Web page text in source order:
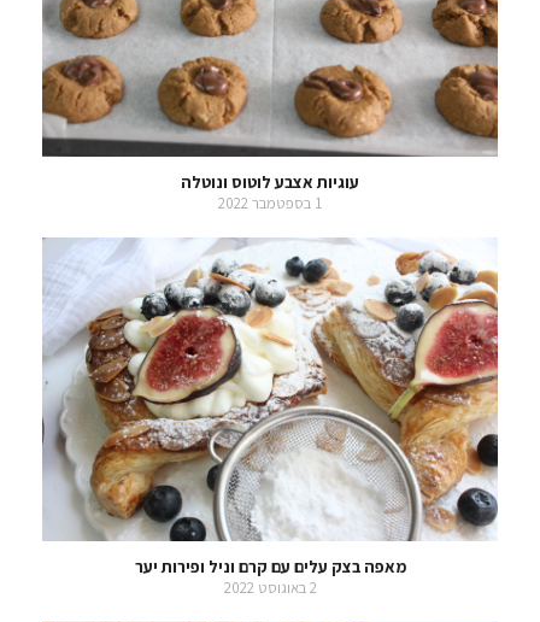
עוגיות אצבע לוטוס ונוטלה
1 בספטמבר 2022
מאפה בצק עלים עם קרם וניל ופירות יער
2 באוגוסט 2022